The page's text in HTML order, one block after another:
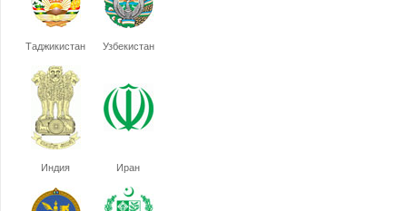
Таджикистан Узбекистан
Индия Иран